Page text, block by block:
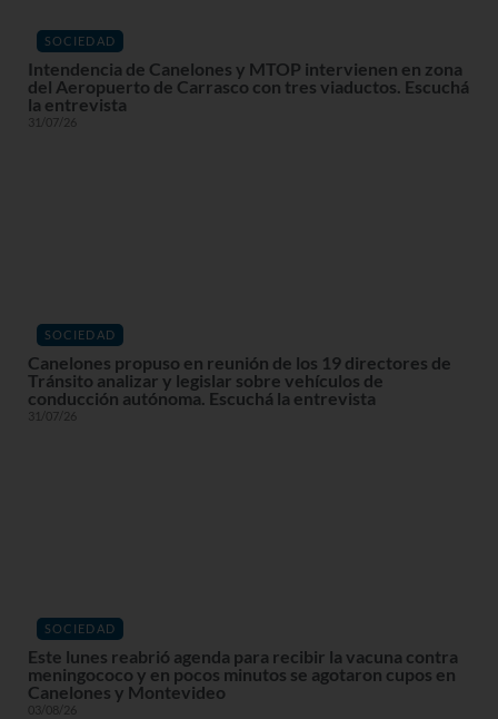
SOCIEDAD
Intendencia de Canelones y MTOP intervienen en zona
del Aeropuerto de Carrasco con tres viaductos. Escuchá
la entrevista
31/07/26
SOCIEDAD
Canelones propuso en reunión de los 19 directores de
Tránsito analizar y legislar sobre vehículos de
conducción autónoma. Escuchá la entrevista
31/07/26
SOCIEDAD
Este lunes reabrió agenda para recibir la vacuna contra
meningococo y en pocos minutos se agotaron cupos en
Canelones y Montevideo
03/08/26